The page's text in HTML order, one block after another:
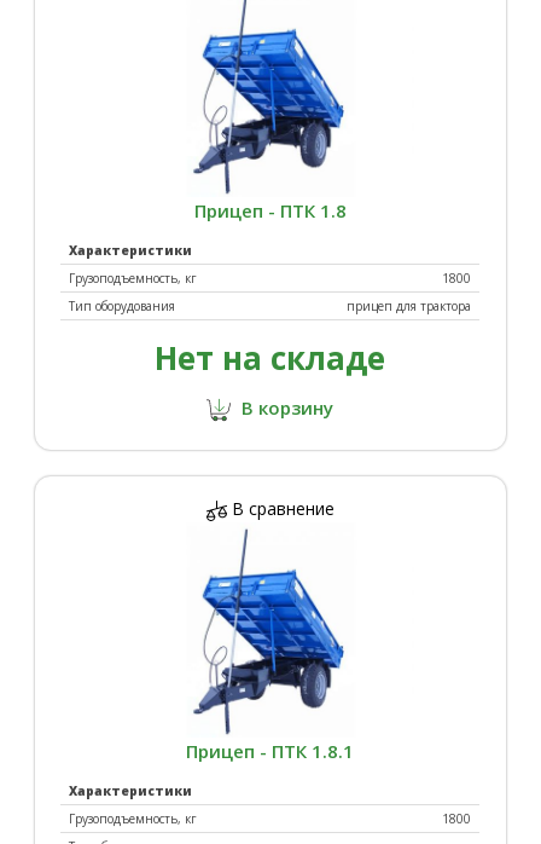
Прицеп - ПТК 1.8
Характеристики
Грузоподъемность, кг
1800
Тип оборудования
прицеп для трактора
Нет на складе
В корзину
В сравнение
Прицеп - ПТК 1.8.1
Характеристики
Грузоподъемность, кг
1800